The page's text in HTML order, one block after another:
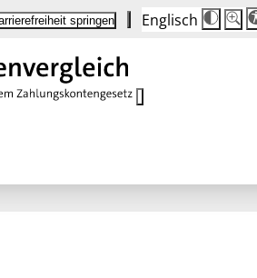
springen Englisch
Die
100